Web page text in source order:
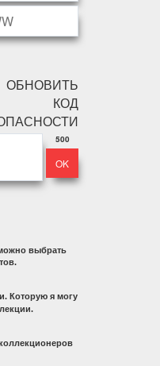
500
выбрать
Которую я могу